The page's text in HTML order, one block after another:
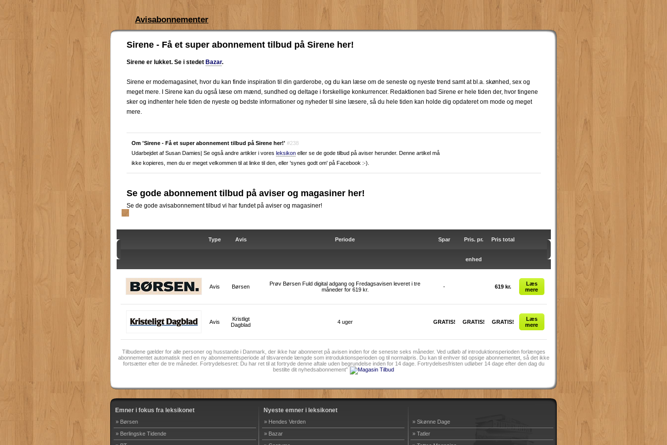
Avisabonnementer
Sirene - Få et super abonnement tilbud på Sirene her!
Sirene er lukket. Se i stedet Bazar.
Sirene er modemagasinet, hvor du kan finde inspiration til din garderobe, og du kan læse om de seneste og nyeste trend samt at bl.a. skønhed, sex og
meget mere. I Sirene kan du også læse om mænd, sundhed og deltage i forskellige konkurrencer. Redaktionen bad Sirene er hele tiden der, hvor tingene
sker og indhenter hele tiden de nyeste og bedste informationer og nyheder til sine læsere, så du hele tiden kan holde dig opdateret om mode og meget
mere.
Om 'Sirene - Få et super abonnement tilbud på Sirene her!' #238
Udarbejdet af Susan Damies| Se også andre artikler i vores leksikoneller se de gode tilbud på aviser herunder. Denne artikel må
ikke kopieres, men du er meget velkommen til at linke til den, eller 'synes godt om' på Facebook :-).
Se gode abonnement tilbud på aviser og magasiner her!
Se de gode avisabonnement tilbud vi har fundet på aviser og magasiner!
Type Avis Periode Spar Pris. pr.
enhed
Pris total
Avis Børsen
Prøv Børsen Fuld digital adgang og Fredagsavisen leveret i tre
måneder for 619 kr.
- 619 kr.
Læs
mere
Avis
Kristligt
Dagblad
4 uger GRATIS! GRATIS! GRATIS!
Læs
mere
Tilbudene gælder for alle personer og husstande i Danmark, der ikke har abonneret på avisen inden for de seneste seks måneder. Ved udløb af introduktionsperioden forlænges
abonnementet automatisk med en ny abonnementsperiode af tilsvarende længde som introduktionsperioden og til normalpris. Du kan til enhver tid opsige abonnementet, så det ikke
fortsætter efter de tre måneder. Fortrydelsesret: Du har ret til at fortryde denne aftale uden begrundelse inden for 14 dage. Fortrydelsesfristen udløber 14 dage efter den dag du
bestilte dit nyhedsabonnement”
Emner i fokus fra leksikonet
» Børsen
» Berlingske Tidende
Nyeste emner i leksikonet
» Hendes Verden
» Bazar
» Skønne Dage
» Tatler